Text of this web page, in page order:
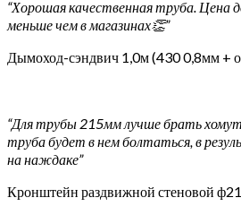
“Хорошая качественная труба. Цена
меньше чем в магазинах👏”
Дымоход-сэндвич 1,0м (430 0,8мм +
“Для трубы 215мм лучше брать
труба будет в нем болтаться, в
на наждаке”
Кронштейн раздвижной стеновой